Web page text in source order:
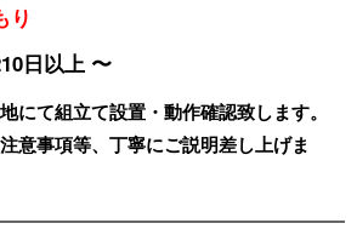
り
日以上 〜
にて組立て設置・動作確認致します。
意事項等、丁寧にご説明差し上げま